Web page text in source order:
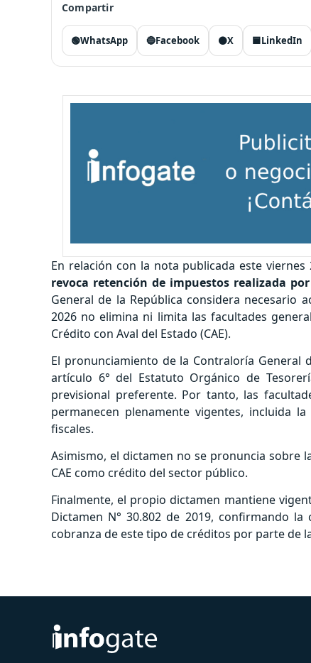
Compartir
🟢WhatsApp 🔵Facebook ⚫X 🟦LinkedIn
En relación con la nota publicada este
revoca retención de impuestos realizada
General de la República considera necesario
2026 no elimina ni limita las facultades
Crédito con Aval del Estado (CAE).
El pronunciamiento de la Contraloría General
artículo 6° del Estatuto Orgánico de
previsional preferente. Por tanto, las
permanecen plenamente vigentes, incluida
fiscales.
Asimismo, el dictamen no se pronuncia sobre
CAE como crédito del sector público.
Finalmente, el propio dictamen mantiene
Dictamen N° 30.802 de 2019, confirmando
cobranza de este tipo de créditos por parte de